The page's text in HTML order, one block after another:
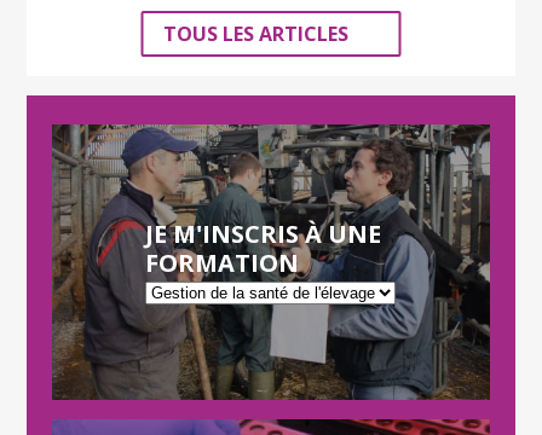
TOUS LES ARTICLES
JE M'INSCRIS À UNE
FORMATION